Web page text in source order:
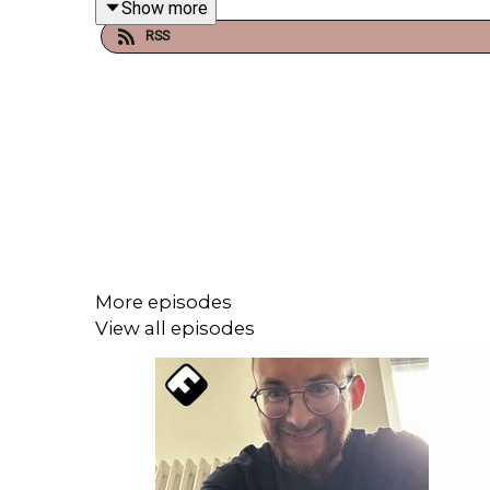
Adrien est bénévole et responsable du
➡️ Abonne-toi à Histoires de Darons :
(appli iPhone et Android)
Sur Apple Podcasts(iPhone)
Show more
RSS
More episodes
View all episodes